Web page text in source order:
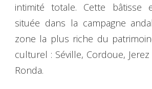
intimité totale. Cette bâtisse
située dans la campagne
zone la plus riche du
culturel : Séville, Cordoue,
Ronda.